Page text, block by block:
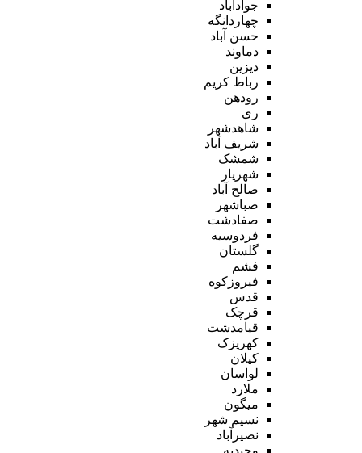
جوادآباد
چهاردانگه
حسن آباد
دماوند
دیزین
رباط کریم
رودهن
ری
شاهدشهر
شریف آباد
شمشک
شهریار
صالح آباد
صباشهر
صفادشت
فردوسیه
گلستان
فشم
فیروزکوه
قدس
قرچک
قیامدشت
کهریزک
کیلان
لواسان
ملارد
میگون
نسیم شهر
نصیرآباد
وحیدیه